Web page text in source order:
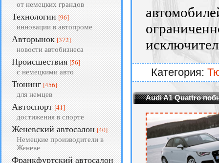
от немецких грандов
Технологии [96]
инновации в автопроме
Авторынок [372]
новости автобизнеса
Происшествия [56]
с немецкими авто
Тюнинг [456]
для немцев
Автоспорт [41]
достижения в спорте
Женевский автосалон [40]
Немецкие производители в
Женеве
Франкфуртский автосалон
Категория:
Audi A1 Quattro